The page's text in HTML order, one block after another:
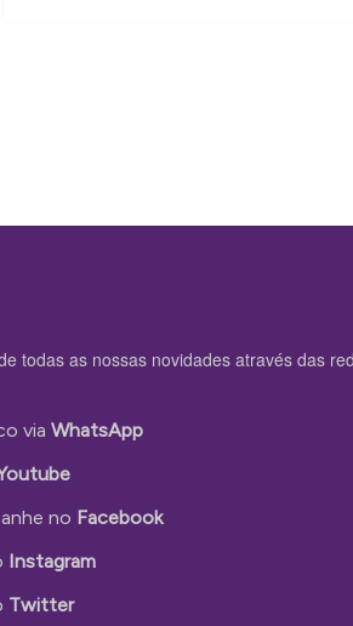
todas as nossas novidades através das
via WhatsApp
no Facebook
Instagram
Twitter